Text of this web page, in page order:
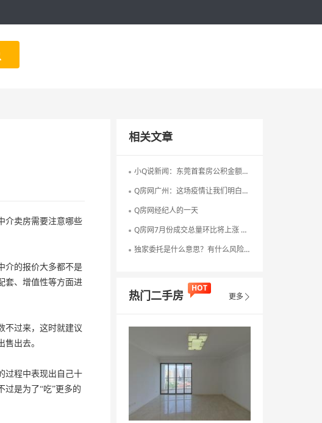
介卖房需要注意哪些
介的报价大多都不是
套、增值性等方面进
过来，这时就建议
出去。
过程中表现出自己十
是为了“吃”更多的
相关文章
小Q说新闻：东莞首套房公积金额度降至90万
Q房网广州：这场疫情让我们明白，选对行业 选对公司 受益一生
Q房网经纪人的一天
Q房网7月份成交总量环比将上涨 新房增长明显
独家委托是什么意思？有什么风险吗？
热门二手房
HOT
更多 